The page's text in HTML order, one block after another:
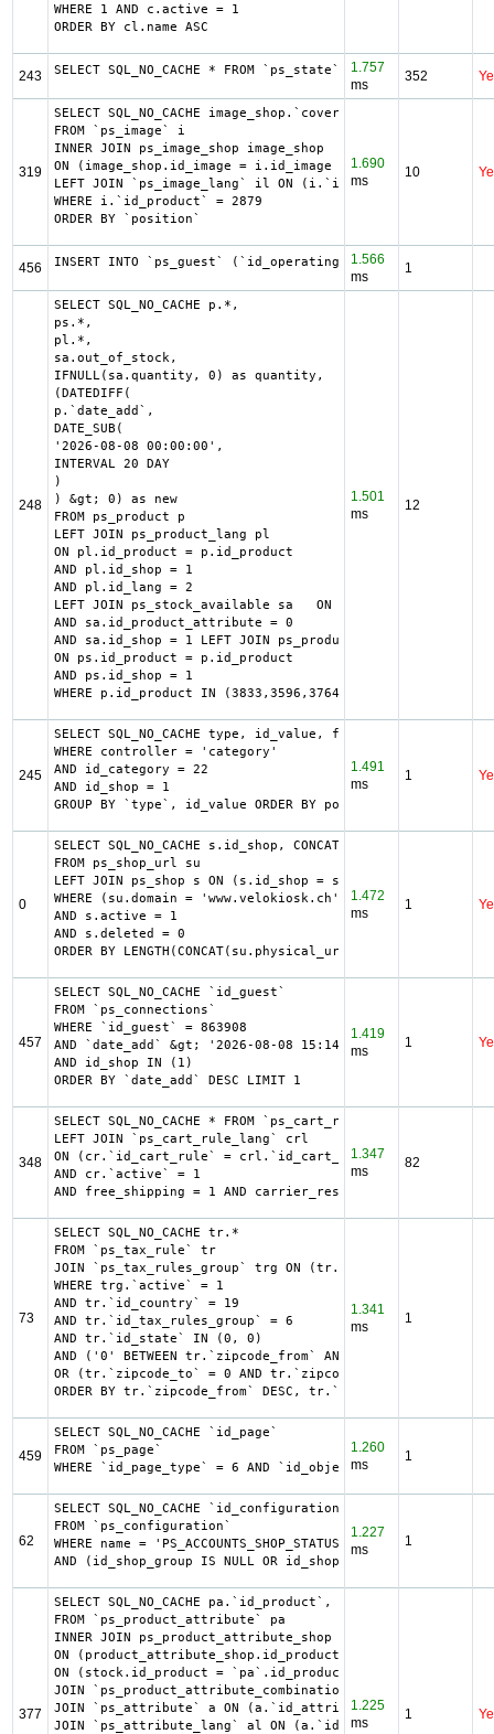
WHERE 1 AND c.active = 1
ORDER BY cl.name ASC
243 SELECT SQL_NO_CACHE * FROM `ps_state` ORDER BY `name` ASC
1.757
ms
352
319
SELECT SQL_NO_CACHE image_shop.`cover`,
FROM `ps_image` i
INNER JOIN ps_image_shop image_shop
ON (image_shop.id_image = i.id_image AND
LEFT JOIN `ps_image_lang` il ON (i.`id_image` =
WHERE i.`id_product` = 2879
ORDER BY `position`
1.690
ms
10
456 INSERT INTO `ps_guest` (`id_operating_system`,
1.566
ms
1
248
SELECT SQL_NO_CACHE p.*,
ps.*,
pl.*,
sa.out_of_stock,
IFNULL(sa.quantity, 0) as quantity,
(DATEDIFF(
p.`date_add`,
DATE_SUB(
'2026-08-08 00:00:00',
INTERVAL 20 DAY
)
) &gt; 0) as new
FROM ps_product p
LEFT JOIN ps_product_lang pl
ON pl.id_product = p.id_product
AND pl.id_shop = 1
AND pl.id_lang = 2
LEFT JOIN ps_stock_available sa   ON sa.id_product =
AND sa.id_product_attribute = 0
AND sa.id_shop = 1 LEFT JOIN ps_product_shop ps
ON ps.id_product = p.id_product
AND ps.id_shop = 1
WHERE p.id_product IN
1.501
ms
12
245
SELECT SQL_NO_CACHE type, id_value, filter_show_limit,
WHERE controller = 'category'
AND id_category = 22
AND id_shop = 1
GROUP BY `type`, id_value ORDER BY position ASC
1.491
ms
1
0
SELECT SQL_NO_CACHE s.id_shop,
FROM ps_shop_url su
LEFT JOIN ps_shop s ON (s.id_shop = su.id_shop)
WHERE (su.domain = 'www.velokiosk.ch' OR su.domain_ssl
AND s.active = 1
AND s.deleted = 0
ORDER BY LENGTH(CONCAT(su.physical_uri, su.virtual_uri))
1.472
ms
1
457
SELECT SQL_NO_CACHE `id_guest`
FROM `ps_connections`
WHERE `id_guest` = 863908
AND `date_add` &gt; '2026-08-08 15:14:00'
AND id_shop IN (1)
ORDER BY `date_add` DESC LIMIT 1
1.419
ms
1
348
SELECT SQL_NO_CACHE * FROM `ps_cart_rule` cr
LEFT JOIN `ps_cart_rule_lang` crl
ON (cr.`id_cart_rule` = crl.`id_cart_rule` AND crl.`id_lang`
AND cr.`active` = 1
AND free_shipping = 1 AND carrier_restriction = 1
1.347
ms
82
73
SELECT SQL_NO_CACHE tr.*
FROM `ps_tax_rule` tr
JOIN `ps_tax_rules_group` trg ON
WHERE trg.`active` = 1
AND tr.`id_country` = 19
AND tr.`id_tax_rules_group` = 6
AND tr.`id_state` IN (0, 0)
AND ('0' BETWEEN tr.`zipcode_from` AND tr.`zipcode_to`
OR (tr.`zipcode_to` = 0 AND tr.`zipcode_from` IN(0,
ORDER BY tr.`zipcode_from` DESC, tr.`zipcode_to`
1.341
ms
1
459
SELECT SQL_NO_CACHE `id_page`
FROM `ps_page`
WHERE `id_page_type` = 6 AND `id_object` = 22 LIMIT 1
1.260
ms
1
62
SELECT SQL_NO_CACHE `id_configuration`
FROM `ps_configuration`
WHERE name = 'PS_ACCOUNTS_SHOP_STATUS'
AND (id_shop_group IS NULL OR id_shop_group = 0) AND
1.227
ms
1
377
SELECT SQL_NO_CACHE pa.`id_product`, a.`color`,
FROM `ps_product_attribute` pa
INNER JOIN ps_product_attribute_shop
ON (product_attribute_shop.id_product_attribute =
ON (stock.id_product = `pa`.id_product AND
JOIN `ps_product_attribute_combination` pac ON
JOIN `ps_attribute` a ON (a.`id_attribute` =
JOIN `ps_attribute_lang` al ON (a.`id_attribute` =
1.225
ms
1